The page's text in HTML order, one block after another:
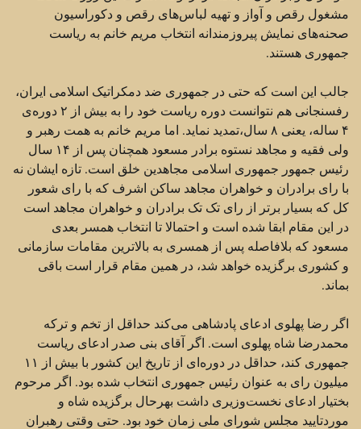
مشغول رقص و آواز و تهیه لباس‌های رقص و ‏دکوراسیون
صحنه‌های نمایش پیروزمندانه انتخاب مریم خانم به ریاست
جمهوری هستند.‏
جالب این است که حتی در جمهوری ضد دمکراتیک اسلامی ایران،
رفسنجانی هم نتوانست دوره ریاست خود را ‏به بیش از ۲ دوره‌ی
۴ ساله، یعنی ۸ سال،‌تمدید نماید. اما مریم خانم به همت رهبر و
ولی فقیه و مجاهد نستوه ‏برادر مسعود همچنان پس از ۱۴ سال
رئیس جمهور جمهوری اسلامی مجاهدین خلق است. تازه ایشان نه
با رای ‏برادران و خواهران مجاهد ساکن اشرف که با رای شعور
کل که بسیار برتر از رای تک تک برادران و خواهران ‏مجاهد است
در این مقام ابقا شده است و احتمالا تا انتخاب همسر بعدی
مسعود که بلافاصله پس از همسری به ‏بالاترین مقامات سازمانی
و کشوری برگزیده خواهد شد، در همین مقام قرار است باقی
بماند.‏
اگر رضا پهلوی ادعای پادشاهی می‌کند حداقل از تخم و ترکه
محمدرضا شاه پهلوی است. اگر آقای بنی صدر ‏ادعای ریاست
جمهوری کند، حداقل در دوره‌ای از تاریخ این کشور با بیش از ۱۱
میلیون رای به عنوان رئیس ‏جمهوری انتخاب شده بود. اگر مرحوم
بختیار ادعای نخست‌وزیری داشت بهرحال برگزیده شاه و
موردتایید مجلس ‏شورای ملی زمان خود بود. حتی وقتی رهبران